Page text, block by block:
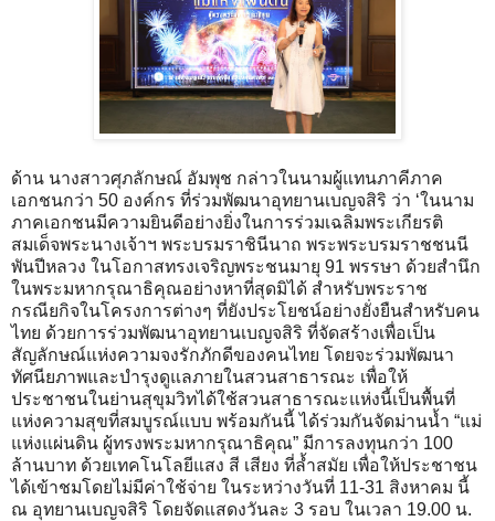
ด้าน นางสาวศุภลักษณ์ อัมพุช กล่าวในนามผู้แทนภาคีภาค
เอกชนกว่า 50 องค์กร ที่ร่วมพัฒนาอุทยานเบญจสิริ ว่า ‘ในนาม
ภาคเอกชนมีความยินดีอย่างยิ่งในการร่วมเฉลิมพระเกียรติ
สมเด็จพระนางเจ้าฯ พระบรมราชินีนาถ พระพระบรมราชชนนี
พันปีหลวง ในโอกาสทรงเจริญพระชนมายุ 91 พรรษา ด้วยสำนึก
ในพระมหากรุณาธิคุณอย่างหาที่สุดมิได้ สำหรับพระราช
กรณียกิจในโครงการต่างๆ ที่ยังประโยชน์อย่างยั่งยืนสำหรับคน
ไทย ด้วยการร่วมพัฒนาอุทยานเบญจสิริ ที่จัดสร้างเพื่อเป็น
สัญลักษณ์แห่งความจงรักภักดีของคนไทย โดยจะร่วมพัฒนา
ทัศนียภาพและบำรุงดูแลภายในสวนสาธารณะ เพื่อให้
ประชาชนในย่านสุขุมวิทได้ใช้สวนสาธารณะแห่งนี้เป็นพื้นที่
แห่งความสุขที่สมบูรณ์แบบ พร้อมกันนี้ ได้ร่วมกันจัดม่านน้ำ “แม่
แห่งแผ่นดิน ผู้ทรงพระมหากรุณาธิคุณ” มีการลงทุนกว่า 100
ล้านบาท ด้วยเทคโนโลยีแสง สี เสียง ที่ล้ำสมัย เพื่อให้ประชาชน
ได้เข้าชมโดยไม่มีค่าใช้จ่าย ในระหว่างวันที่ 11-31 สิงหาคม นี้
ณ อุทยานเบญจสิริ โดยจัดแสดงวันละ 3 รอบ ในเวลา 19.00 น.